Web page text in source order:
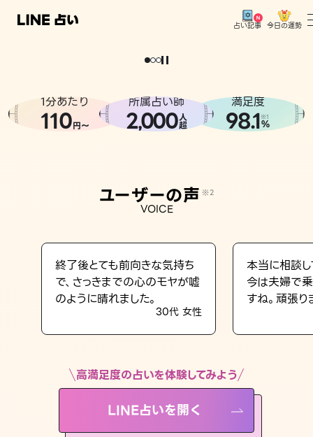
占い記事 今日の運勢
相談事例
LINE占いを開く
※LINEアプリ内のサービスページへ遷移します
どうせなら
。
1分あたり
110円〜
所属占い師
2,000人
超
満足度
98.1※1
%
ユーザーの声 ※2
VOICE
終了後とても前向きな気持ち
で、さっきまでの心のモヤが嘘
のように晴れました。
30代 女性
本当に相談し
今は夫婦で
すね。頑張り
高満足度の占いを体験してみよう
LINE占いを開く